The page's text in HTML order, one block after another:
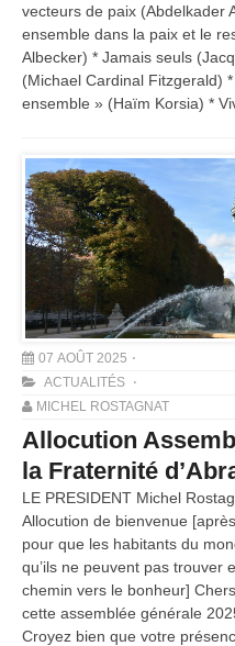
vecteurs de paix (Abdelkader
ensemble dans la paix et le
Albecker) * Jamais seuls
(Michael Cardinal Fitzgerald)
ensemble » (Haïm Korsia) *
07 AOÛT 2025
ACTUALITÉS
MICHEL ROSTAGNAT
Allocution
la Fraternité
LE PRESIDENT Michel
Allocution de bienvenue
pour que les habitants du
qu’ils ne peuvent pas trouver
chemin vers le bonheur]
cette assemblée générale
Croyez bien que votre